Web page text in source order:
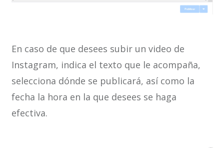
En caso de que desees subir un video de
Instagram, indica el texto que le acompaña,
selecciona dónde se publicará, así como la
fecha la hora en la que desees se haga
efectiva.